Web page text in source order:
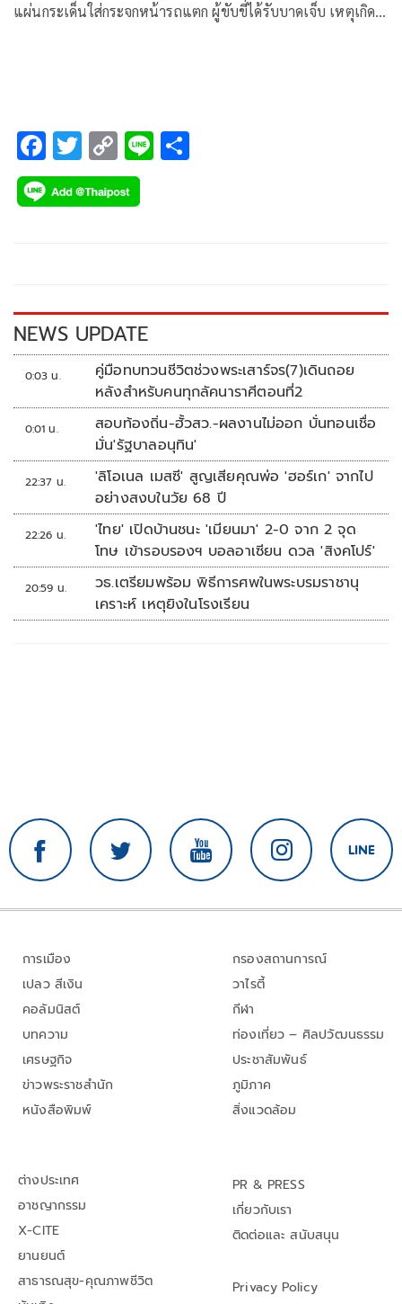
แผ่นกระเด็นใส่กระจกหน้ารถแตก ผู้ขับขี่ได้รับบาดเจ็บ เหตุเกิด
F
ac
e
k
T
wi
tt
C
o
p
k
Li
NEWS UPDATE
0:03 น.
คู่มือทบทวนชีวิตช่วงพระเสาร์จร(7)เดินถอย
หลังสำหรับคนทุกลัคนาราศีตอนที่2
0:01 น.
สอบท้องถิ่น-ฮั้วสว.-ผลงานไม่ออก บั่นทอนเชื่อ
มั่น'รัฐบาลอนุทิน'
22:37 น.
'ลิโอเนล เมสซี' สูญเสียคุณพ่อ 'ฮอร์เก' จากไป
อย่างสงบในวัย 68 ปี
22:26 น.
'ไทย' เปิดบ้านชนะ 'เมียนมา' 2-0 จาก 2 จุด
โทษ เข้ารอบรองฯ บอลอาเซียน ดวล 'สิงคโปร์'
20:59 น.
วธ.เตรียมพร้อม พิธีการศพในพระบรมราชานุ
เคราะห์ เหตุยิงในโรงเรียน
การเมือง
เปลว สีเงิน
คอลัมนิสต์
บทความ
เศรษฐกิจ
ข่าวพระราชสำนัก
หนังสือพิมพ์
กรองสถานการณ์
วาไรตี้
กีฬา
ท่องเที่ยว – ศิลปวัฒนธรรม
ประชาสัมพันธ์
ภูมิภาค
สิ่งแวดล้อม
ต่างประเทศ
อาชญากรรม
X-CITE
ยานยนต์
สาธารณสุข-คุณภาพชีวิต
PR & PRESS
เกี่ยวกับเรา
ติดต่อและ สนับสนุน
Privacy Policy